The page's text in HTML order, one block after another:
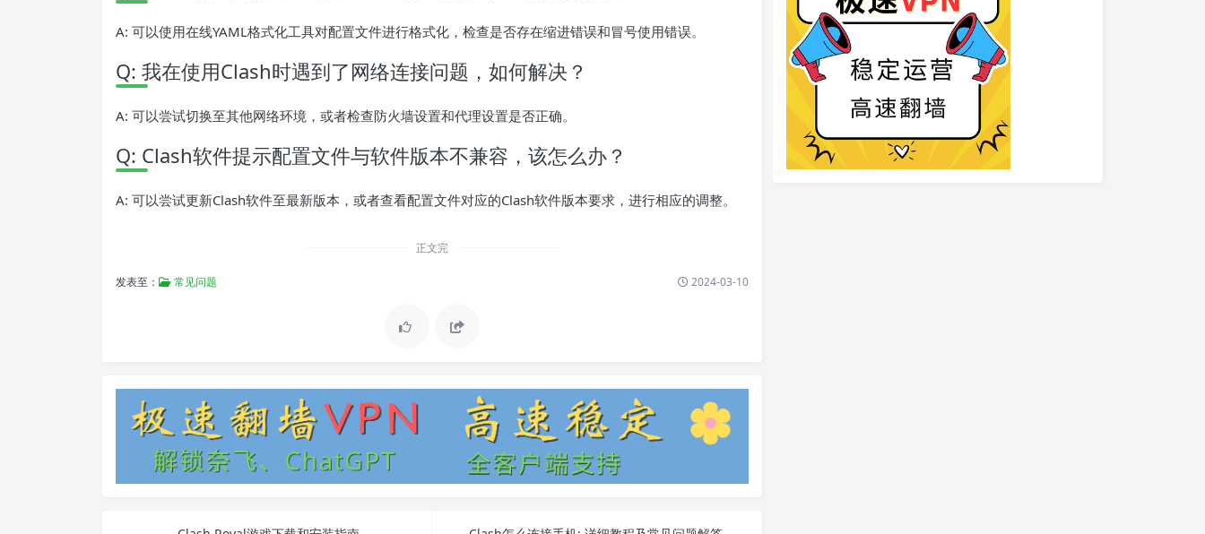
A: 可以使用在线YAML格式化工具对配置文件进行格式化，检查是否存在缩进错误和冒号使用错误。
Q: 我在使用Clash时遇到了网络连接问题，如何解决？
A: 可以尝试切换至其他网络环境，或者检查防火墙设置和代理设置是否正确。
Q: Clash软件提示配置文件与软件版本不兼容，该怎么办？
A: 可以尝试更新Clash软件至最新版本，或者查看配置文件对应的Clash软件版本要求，进行相应的调整。
正文完
发表至： 常见问题 2024-03-10